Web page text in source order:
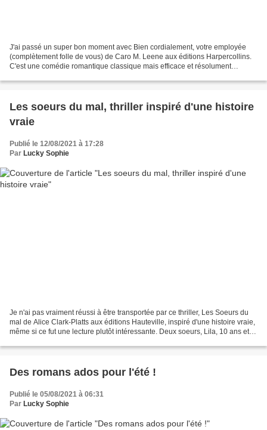
J'ai passé un super bon moment avec Bien cordialement, votre employée
(complètement folle de vous) de Caro M. Leene aux éditions Harpercollins.
C'est une comédie romantique classique mais efficace et résolument
Les soeurs du mal, thriller inspiré d'une histoire
vraie
Publié le 12/08/2021 à 17:28
Par Lucky Sophie
Je n'ai pas vraiment réussi à être transportée par ce thriller, Les Soeurs du
mal de Alice Clark-Platts aux éditions Hauteville, inspiré d'une histoire vraie,
même si ce fut une lecture plutôt intéressante. Deux soeurs, Lila, 10 ans et
Des romans ados pour l'été !
Publié le 05/08/2021 à 06:31
Par Lucky Sophie